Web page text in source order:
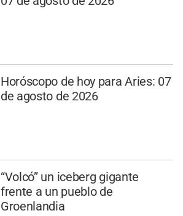
Horóscopo de hoy para Aries: 07
de agosto de 2026
“Volcó” un iceberg gigante
frente a un pueblo de
Groenlandia